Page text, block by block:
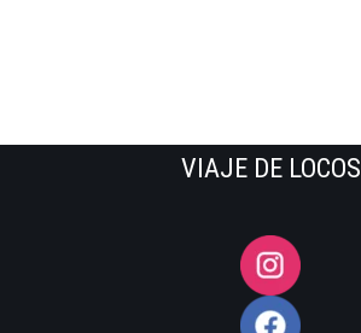
VIAJE DE LOCOS